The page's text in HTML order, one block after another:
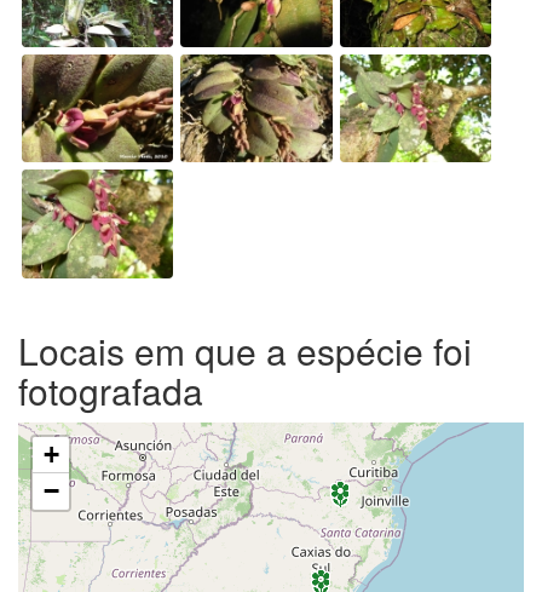
Locais em que a espécie foi
fotografada
+
−